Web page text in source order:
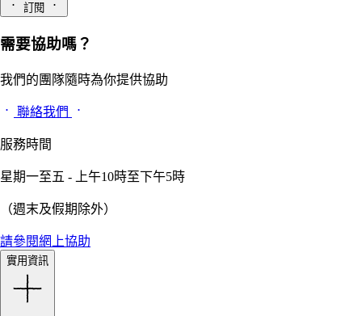
訂閱
需要協助嗎？
我們的團隊隨時為你提供協助
聯絡我們
服務時間
星期一至五 - 上午10時至下午5時
（週末及假期除外）
請參閱網上協助
實用資訊